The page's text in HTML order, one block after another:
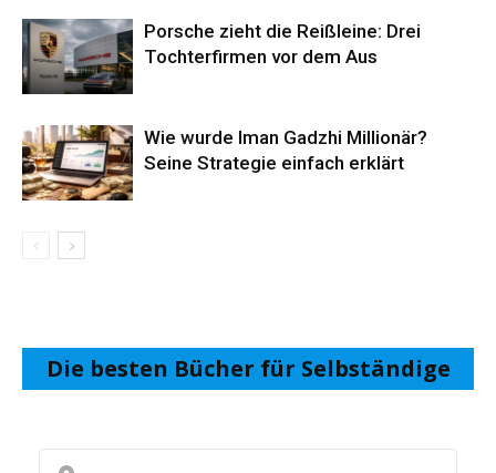
Porsche zieht die Reißleine: Drei
Tochterfirmen vor dem Aus
Wie wurde Iman Gadzhi Millionär?
Seine Strategie einfach erklärt
Die besten Bücher für Selbständige